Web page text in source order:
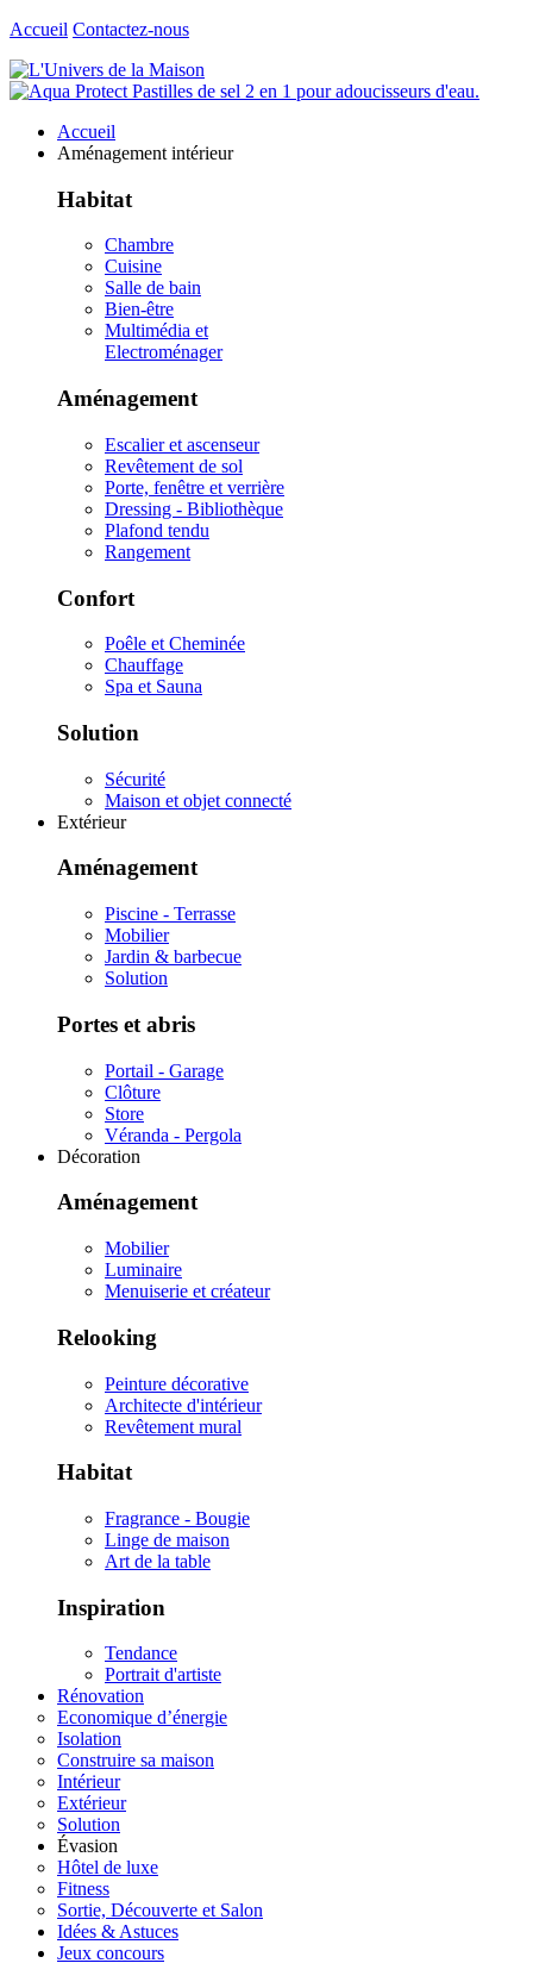
Accueil Contactez-nous
Accueil
Aménagement intérieur
Habitat
Chambre
Cuisine
Salle de bain
Bien-être
Multimédia et
Electroménager
Aménagement
Escalier et ascenseur
Revêtement de sol
Porte, fenêtre et verrière
Dressing - Bibliothèque
Plafond tendu
Rangement
Confort
Poêle et Cheminée
Chauffage
Spa et Sauna
Solution
Sécurité
Maison et objet connecté
Extérieur
Aménagement
Piscine - Terrasse
Mobilier
Jardin & barbecue
Solution
Portes et abris
Portail - Garage
Clôture
Store
Véranda - Pergola
Décoration
Aménagement
Mobilier
Luminaire
Menuiserie et créateur
Relooking
Peinture décorative
Architecte d'intérieur
Revêtement mural
Habitat
Fragrance - Bougie
Linge de maison
Art de la table
Inspiration
Tendance
Portrait d'artiste
Rénovation
Economique d’énergie
Isolation
Construire sa maison
Intérieur
Extérieur
Solution
Évasion
Hôtel de luxe
Fitness
Sortie, Découverte et Salon
Idées & Astuces
Jeux concours